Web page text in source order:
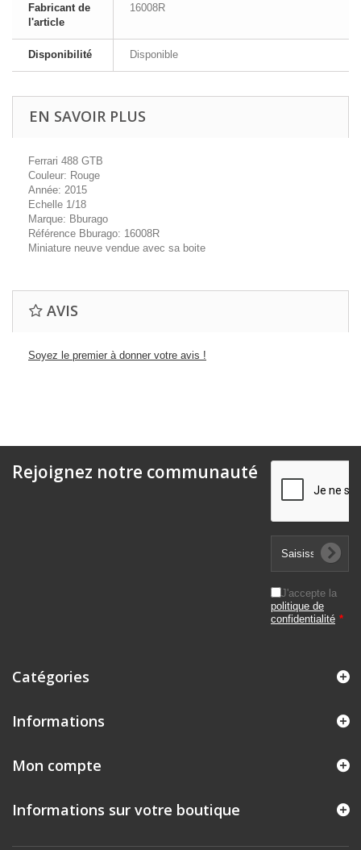
Fabricant de
l'article
16008R
Disponibilité Disponible
EN SAVOIR PLUS
Ferrari 488 GTB
Couleur: Rouge
Année: 2015
Echelle 1/18
Marque: Bburago
Référence Bburago: 16008R
Miniature neuve vendue avec sa boite
AVIS
Soyez le premier à donner votre avis !
Rejoignez notre communauté
J'accepte la
politique de
confidentialité *
Catégories
Informations
Mon compte
Informations sur votre boutique